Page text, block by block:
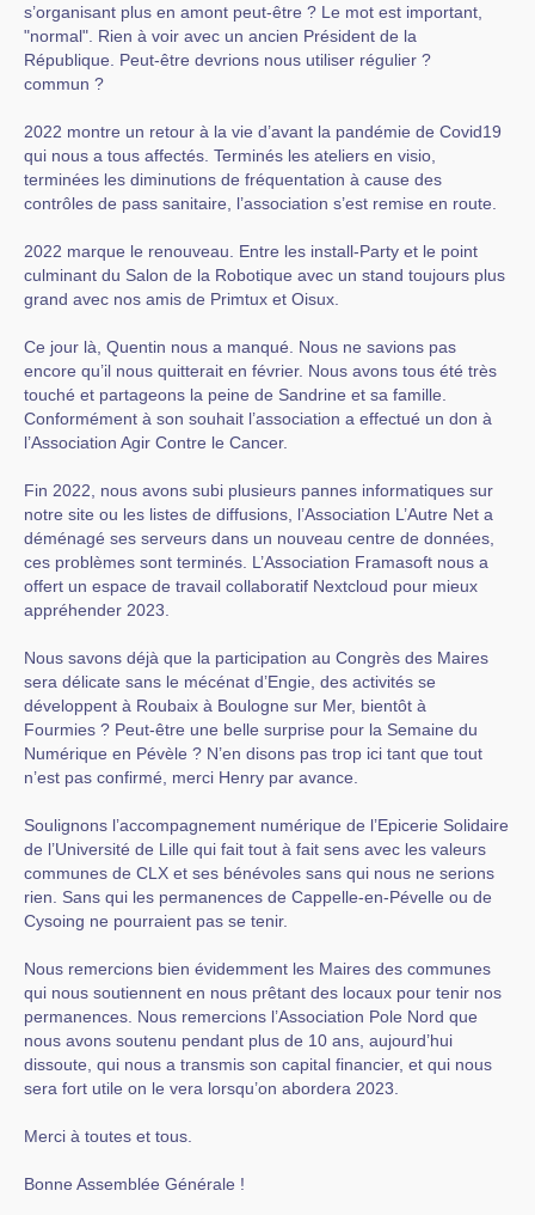
s’organisant plus en amont peut-être ? Le mot est important,
"normal". Rien à voir avec un ancien Président de la
République. Peut-être devrions nous utiliser régulier ?
commun ?
2022 montre un retour à la vie d’avant la pandémie de Covid19
qui nous a tous affectés. Terminés les ateliers en visio,
terminées les diminutions de fréquentation à cause des
contrôles de pass sanitaire, l’association s’est remise en route.
2022 marque le renouveau. Entre les install-Party et le point
culminant du Salon de la Robotique avec un stand toujours plus
grand avec nos amis de Primtux et Oisux.
Ce jour là, Quentin nous a manqué. Nous ne savions pas
encore qu’il nous quitterait en février. Nous avons tous été très
touché et partageons la peine de Sandrine et sa famille.
Conformément à son souhait l’association a effectué un don à
l’Association Agir Contre le Cancer.
Fin 2022, nous avons subi plusieurs pannes informatiques sur
notre site ou les listes de diffusions, l’Association L’Autre Net a
déménagé ses serveurs dans un nouveau centre de données,
ces problèmes sont terminés. L’Association Framasoft nous a
offert un espace de travail collaboratif Nextcloud pour mieux
appréhender 2023.
Nous savons déjà que la participation au Congrès des Maires
sera délicate sans le mécénat d’Engie, des activités se
développent à Roubaix à Boulogne sur Mer, bientôt à
Fourmies ? Peut-être une belle surprise pour la Semaine du
Numérique en Pévèle ? N’en disons pas trop ici tant que tout
n’est pas confirmé, merci Henry par avance.
Soulignons l’accompagnement numérique de l’Epicerie Solidaire
de l’Université de Lille qui fait tout à fait sens avec les valeurs
communes de CLX et ses bénévoles sans qui nous ne serions
rien. Sans qui les permanences de Cappelle-en-Pévelle ou de
Cysoing ne pourraient pas se tenir.
Nous remercions bien évidemment les Maires des communes
qui nous soutiennent en nous prêtant des locaux pour tenir nos
permanences. Nous remercions l’Association Pole Nord que
nous avons soutenu pendant plus de 10 ans, aujourd’hui
dissoute, qui nous a transmis son capital financier, et qui nous
sera fort utile on le vera lorsqu’on abordera 2023.
Merci à toutes et tous.
Bonne Assemblée Générale !